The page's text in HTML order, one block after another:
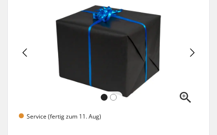
Service (fertig zum 11. Aug)